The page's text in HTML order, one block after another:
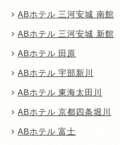
ABホテル 三河安城 南館
ABホテル 三河安城 新館
ABホテル 田原
ABホテル 宇部新川
ABホテル 東海太田川
ABホテル 京都四条堀川
ABホテル 富士